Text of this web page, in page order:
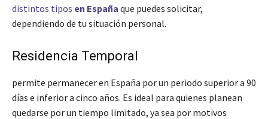
distintos tipos en España que puedes solicitar,
dependiendo de tu situación personal.
Residencia Temporal
permite permanecer en España por un periodo superior a 90
días e inferior a cinco años. Es ideal para quienes planean
quedarse por un tiempo limitado, ya sea por motivos